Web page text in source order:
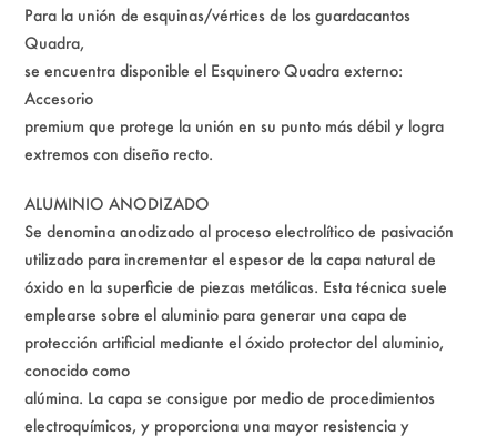
Para la unión de esquinas/vértices de los guardacantos
Quadra,
se encuentra disponible el Esquinero Quadra externo:
Accesorio
premium que protege la unión en su punto más débil y logra
extremos con diseño recto.
ALUMINIO ANODIZADO
Se denomina anodizado al proceso electrolítico de pasivación
utilizado para incrementar el espesor de la capa natural de
óxido en la superficie de piezas metálicas. Esta técnica suele
emplearse sobre el aluminio para generar una capa de
protección artificial mediante el óxido protector del aluminio,
conocido como
alúmina. La capa se consigue por medio de procedimientos
electroquímicos, y proporciona una mayor resistencia y